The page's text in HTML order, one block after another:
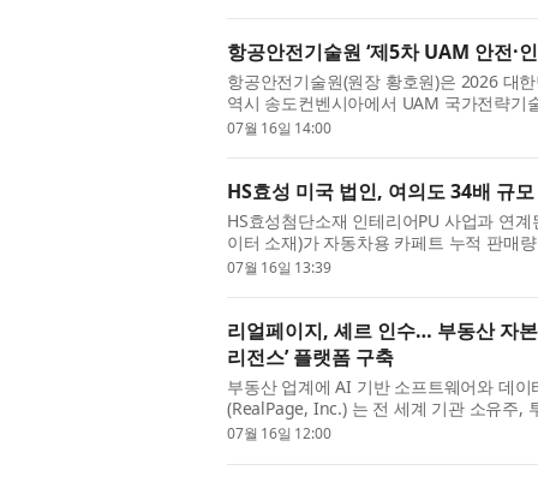
항공안전기술원 ‘제5차 UAM 안전·
항공안전기술원(원장 황호원)은 2026 대
역시 송도컨벤시아에서 UAM 국가전략기
5차 UAM 안전·인증기술 연속세미나’를
07월 16일 14:00
HS효성 미국 법인, 여의도 34배 규
HS효성첨단소재 인테리어PU 사업과 연
이터 소재)가 자동차용 카페트 누적 판매
위상을 다시 한번 증명했다. HS효성USA
07월 16일 13:39
리얼페이지, 셰르 인수… 부동산 자
리전스’ 플랫폼 구축
부동산 업계에 AI 기반 소프트웨어와 데
(RealPage, Inc.) 는 전 세계 기관 소유주,
인텔리전스 기업 셰르(Cherre) 의 인수를
07월 16일 12:00